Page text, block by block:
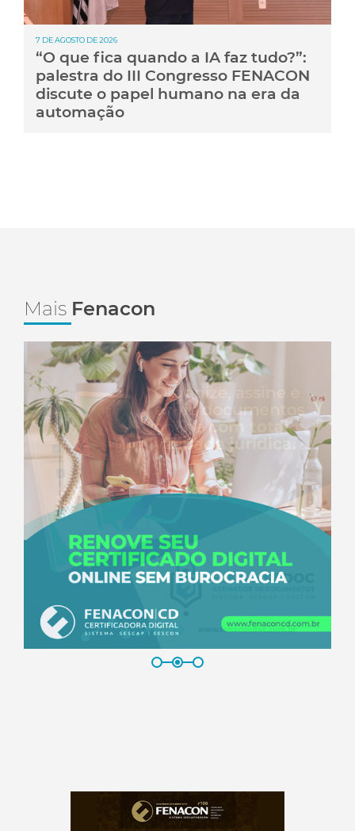
7 DE AGOSTO DE 2026
“O que fica quando a IA faz tudo?”:
palestra do III Congresso FENACON
discute o papel humano na era da
automação
Mais Fenacon